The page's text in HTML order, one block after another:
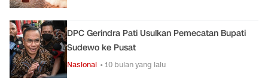
DPC Gerindra Pati Usulkan Pemecatan Bupati
Sudewo ke Pusat
Nasional • 10 bulan yang lalu